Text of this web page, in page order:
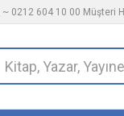
~ 0212 604 10 00 Müşteri